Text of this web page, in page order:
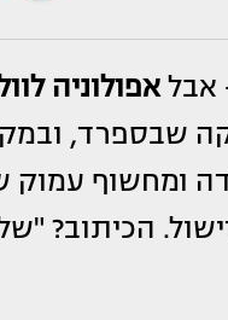
אבלאפולוניה
בת ה-26 טסה למיורקה
ומחשוף עמוק
הכיתוב?